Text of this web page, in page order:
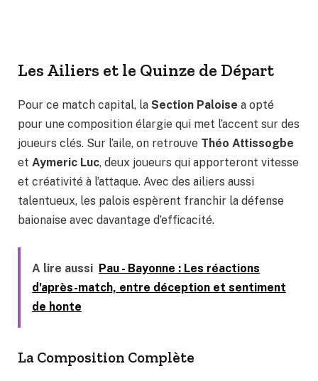
Les Ailiers et le Quinze de Départ
Pour ce match capital, la Section Paloise a opté
pour une composition élargie qui met l’accent sur des
joueurs clés. Sur l’aile, on retrouve Théo Attissogbe
et Aymeric Luc, deux joueurs qui apporteront vitesse
et créativité à l’attaque. Avec des ailiers aussi
talentueux, les palois espèrent franchir la défense
baionaise avec davantage d’efficacité.
A lire aussi Pau - Bayonne : Les réactions
d'après-match, entre déception et sentiment
de honte
La Composition Complète